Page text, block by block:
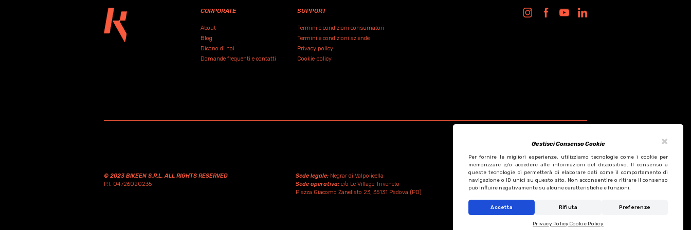
×
Gestisci Consenso Cookie
Per fornire le migliori esperienze, utilizziamo tecnologie come i cookie per
memorizzare e/o accedere alle informazioni del dispositivo. Il consenso a
queste tecnologie ci permetterà di elaborare dati come il comportamento di
navigazione o ID unici su questo sito. Non acconsentire o ritirare il consenso
può influire negativamente su alcune caratteristiche e funzioni.
Accetta Rifiuta Preferenze
Privacy PolicyCookie Policy
CORPORATE
About
Blog
Dicono di noi
Domande frequenti e contatti
SUPPORT
Termini e condizioni consumatori
Termini e condizioni aziende
Privacy policy
Cookie policy
© 2023 BIKEEN S.R.L. ALL RIGHTS RESERVED
P.I. 04726020235
Sede legale:Negrar di Valpolicella
Sede operativa:c/o Le Village Triveneto
Piazza Giacomo Zanellato 23, 35131 Padova (PD)
Design by KF ADV
Development by Italix.net